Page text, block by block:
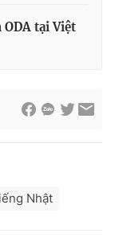
ODA tại Việt
Nhật